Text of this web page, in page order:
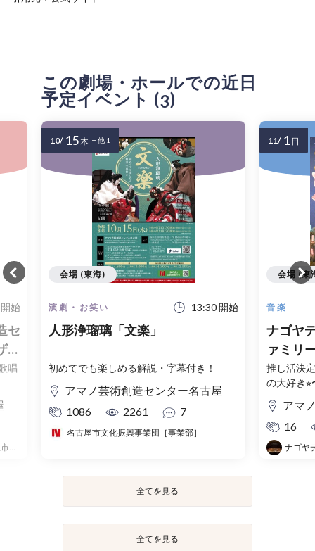
この劇場・ホールでの近日
予定イベント (3)
始
セ
ー
唱
アマノ芸術創造センター名古屋（名古屋市芸術創造センター）
演劇・お笑い 13:30 開始
人形浄瑠璃「文楽」
初めてでも楽しめる解説・字幕付き！
アマノ芸術創造センター名古屋
1086
2261 7
名古屋市文化振興事業団［事業部］
会場 (東海)
10/ 15 木 + 他 1
音楽
ナゴヤ
ァミリ
推し活決
の大好き⭐︎
アマ
16
ナゴヤ
会場 (東
11/ 1 日
全てを見る
全てを見る